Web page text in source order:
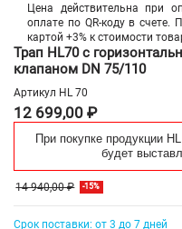
Цена действительна при
оплате по QR-коду в счете.
картой +3% к стоимости
Трап HL70 с
клапаном DN 75/110
Артикул HL 70
12 699,00 ₽
При покупке продукции
будет
14 940,00 ₽ -15%
Срок поставки: от 3 до 7 дней